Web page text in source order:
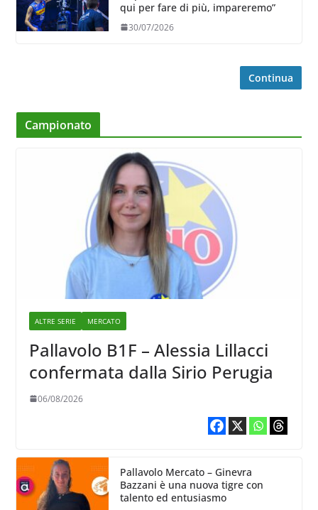
qui per fare di più, impareremo”
30/07/2026
Continua
Campionato
ALTRE SERIE MERCATO
Pallavolo B1F – Alessia Lillacci
confermata dalla Sirio Perugia
06/08/2026
Pallavolo Mercato – Ginevra
Bazzani è una nuova tigre con
talento ed entusiasmo